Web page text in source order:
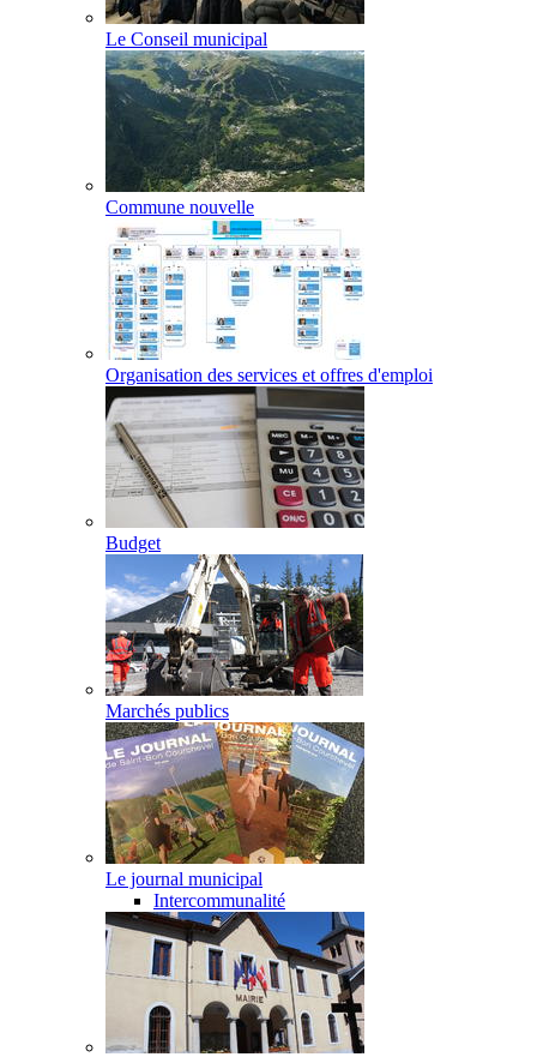
Le Conseil municipal
Commune nouvelle
Organisation des services et offres d'emploi
Budget
Marchés publics
Le journal municipal
Intercommunalité